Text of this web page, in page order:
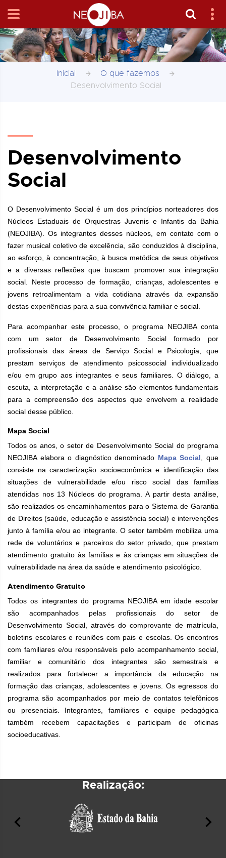
Inicial
O que fazemos
Desenvolvimento Social
Desenvolvimento
Social
O Desenvolvimento Social é um dos princípios norteadores dos
Núcleos Estaduais de Orquestras Juvenis e Infantis da Bahia
(NEOJIBA). Os integrantes desses núcleos, em contato com o
fazer musical coletivo de excelência, são conduzidos à disciplina,
ao esforço, à concentração, à busca metódica de seus objetivos
e a diversas reflexões que buscam promover sua integração
social. Neste processo de formação, crianças, adolescentes e
jovens retroalimentam a vida cotidiana através da expansão
destas experiências para a sua convivência familiar e social.
Para acompanhar este processo, o programa NEOJIBA conta
com um setor de Desenvolvimento Social formado por
profissionais das áreas de Serviço Social e Psicologia, que
prestam serviços de atendimento psicossocial individualizado
e/ou em grupo aos integrantes e seus familiares. O diálogo, a
escuta, a interpretação e a análise são elementos fundamentais
para a compreensão dos aspectos que envolvem a realidade
social desse público.
Mapa Social
Todos os anos, o setor de Desenvolvimento Social do programa
NEOJIBA elabora o diagnóstico denominado Mapa Social , que
consiste na caracterização socioeconômica e identificação das
situações de vulnerabilidade e/ou risco social das famílias
atendidas nos 13 Núcleos do programa. A partir desta análise,
são realizados os encaminhamentos para o Sistema de Garantia
de Direitos (saúde, educação e assistência social) e intervenções
junto à família e/ou ao integrante. O setor também mobiliza uma
rede de voluntários e parceiros do setor privado, que prestam
atendimento gratuito às famílias e às crianças em situações de
vulnerabilidade na área da saúde e atendimento psicológico.
Atendimento Gratuito
Todos os integrantes do programa NEOJIBA em idade escolar
são acompanhados pelas profissionais do setor de
Desenvolvimento Social, através do comprovante de matrícula,
boletins escolares e reuniões com pais e escolas. Os encontros
com familiares e/ou responsáveis pelo acompanhamento social,
familiar e comunitário dos integrantes são semestrais e
realizados para fortalecer a importância da educação na
formação das crianças, adolescentes e jovens. Os egressos do
programa são acompanhados por meio de contatos telefônicos
ou presenciais. Integrantes, familiares e equipe pedagógica
também recebem capacitações e participam de oficinas
socioeducativas.
Realização: